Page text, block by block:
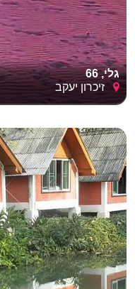
גלי, 66
זיכרון יעקב